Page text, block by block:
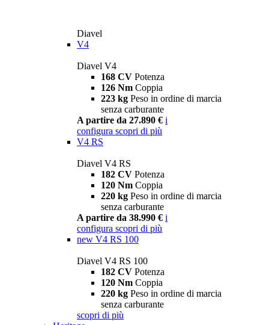
Diavel
V4
Diavel V4
168 CV Potenza
126 Nm Coppia
223 kg Peso in ordine di marcia
senza carburante
A partire da 27.890 € i
configura scopri di più
V4 RS
Diavel V4 RS
182 CV Potenza
120 Nm Coppia
220 kg Peso in ordine di marcia
senza carburante
A partire da 38.990 € i
configura scopri di più
new V4 RS 100
Diavel V4 RS 100
182 CV Potenza
120 Nm Coppia
220 kg Peso in ordine di marcia
senza carburante
scopri di più